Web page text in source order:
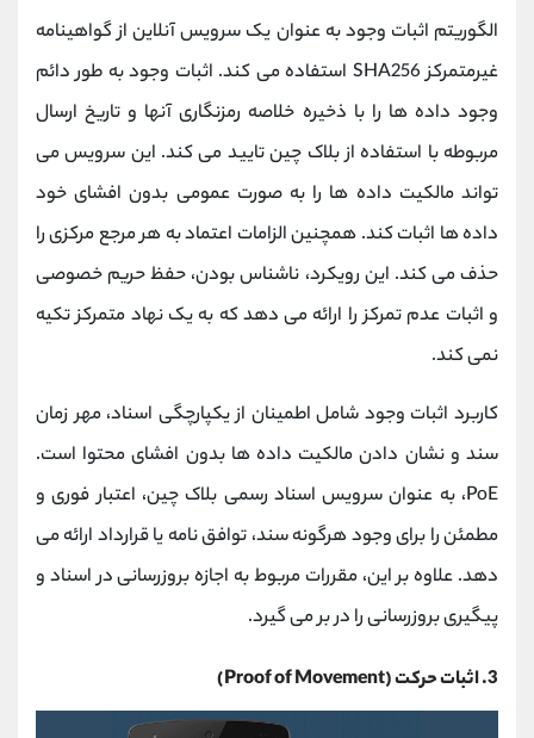
الگوریتم اثبات وجود به عنوان یک سرویس آنلاین از گواهینامه
غیرمتمرکز SHA256 استفاده می کند. اثبات وجود به طور دائم
وجود داده ها را با ذخیره خلاصه رمزنگاری آنها و تاریخ ارسال
مربوطه با استفاده از بلاک چین تایید می کند. این سرویس می
تواند مالکیت داده ها را به صورت عمومی بدون افشای خود
داده ها اثبات کند. همچنین الزامات اعتماد به هر مرجع مرکزی را
حذف می کند. این رویکرد، ناشناس بودن، حفظ حریم خصوصی
و اثبات عدم تمرکز را ارائه می دهد که به یک نهاد متمرکز تکیه
نمی کند.
کاربرد اثبات وجود شامل اطمینان از یکپارچگی اسناد، مهر زمان
سند و نشان دادن مالکیت داده ها بدون افشای محتوا است.
PoE، به عنوان سرویس اسناد رسمی بلاک چین، اعتبار فوری و
مطمئن را برای وجود هرگونه سند، توافق نامه یا قرارداد ارائه می
دهد. علاوه بر این، مقررات مربوط به اجازه بروزرسانی در اسناد و
پیگیری بروزرسانی را در بر می گیرد.
3. اثبات حرکت (Proof of Movement)